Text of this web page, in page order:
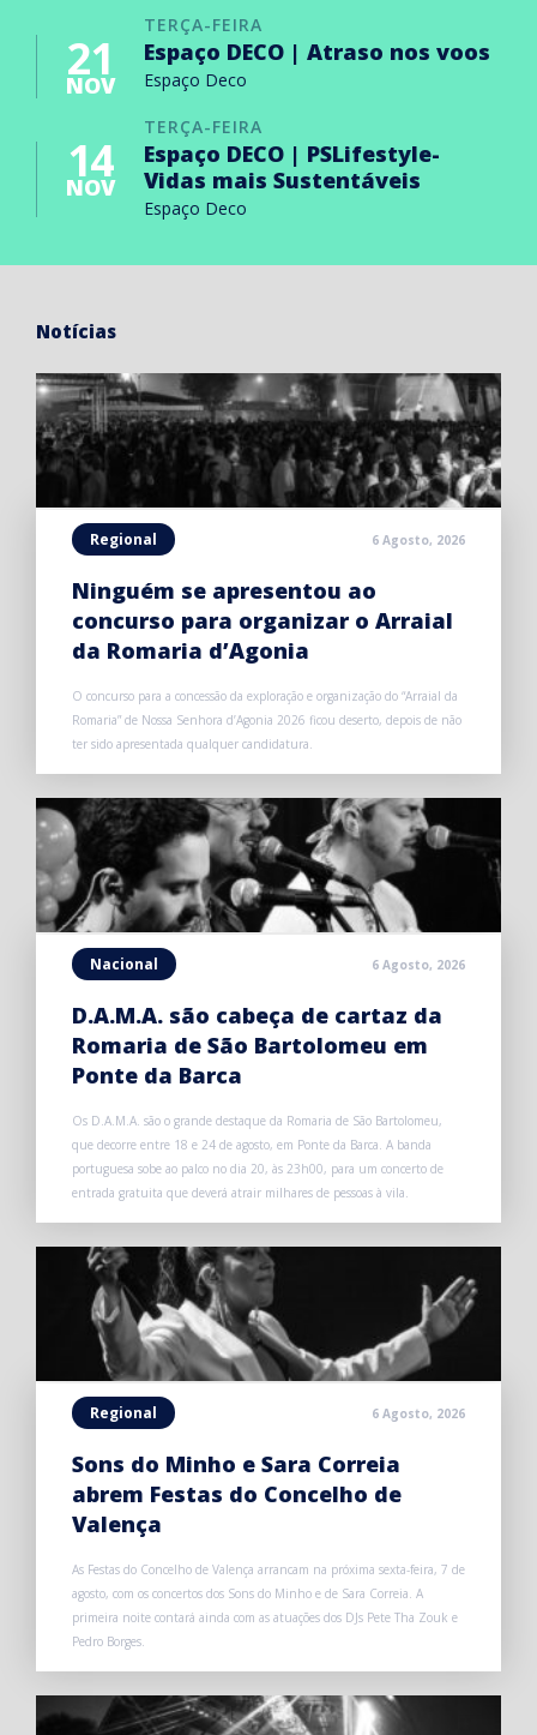
TERÇA-FEIRA
21
NOV
Espaço DECO | Atraso nos voos
Espaço Deco
TERÇA-FEIRA
14
NOV
Espaço DECO | PSLifestyle-
Vidas mais Sustentáveis
Espaço Deco
Notícias
Regional 6 Agosto, 2026
Ninguém se apresentou ao
concurso para organizar o Arraial
da Romaria d’Agonia
O concurso para a concessão da exploração e organização do “Arraial da
Romaria” de Nossa Senhora d’Agonia 2026 ficou deserto, depois de não
ter sido apresentada qualquer candidatura.
Nacional 6 Agosto, 2026
D.A.M.A. são cabeça de cartaz da
Romaria de São Bartolomeu em
Ponte da Barca
Os D.A.M.A. são o grande destaque da Romaria de São Bartolomeu,
que decorre entre 18 e 24 de agosto, em Ponte da Barca. A banda
portuguesa sobe ao palco no dia 20, às 23h00, para um concerto de
entrada gratuita que deverá atrair milhares de pessoas à vila.
Regional 6 Agosto, 2026
Sons do Minho e Sara Correia
abrem Festas do Concelho de
Valença
As Festas do Concelho de Valença arrancam na próxima sexta-feira, 7 de
agosto, com os concertos dos Sons do Minho e de Sara Correia. A
primeira noite contará ainda com as atuações dos DJs Pete Tha Zouk e
Pedro Borges.